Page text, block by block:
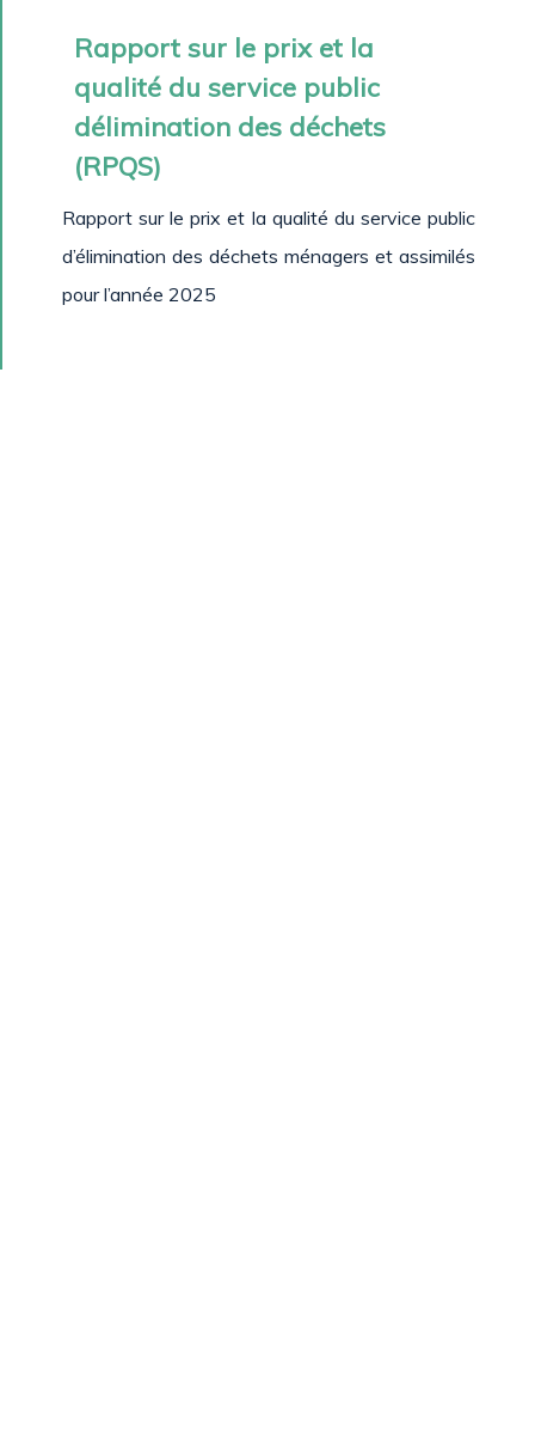
Rapport sur le prix et la
qualité du service public
délimination des déchets
(RPQS)
Rapport sur le prix et la qualité du service public
d’élimination des déchets ménagers et assimilés
pour l’année 2025